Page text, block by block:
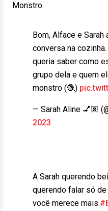
Monstro.
Bom, Alface e Sarah
conversa na
queria saber como
grupo dela e quem
monstro (🧶)
— Sarah Aline 💅🏿
2023
A Sarah querendo
querendo falar só de
você merece mais.